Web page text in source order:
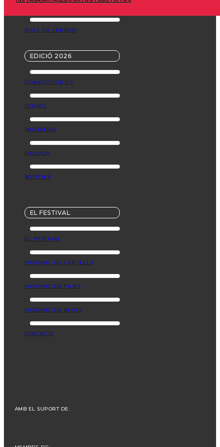
AULA DE TERROR
EDICIÓ 2026
CONVOCATÒRIES
JURATS
INDÚSTRIA
PREMSA
NOTÍCIES
EL FESTIVAL
EL FESTIVAL
HISTÒRIC DE CARTELLS
HISTÒRIC DE FILMS
HISTÒRIC DE SPOTS
CONTACTE
AMB EL SUPORT DE: